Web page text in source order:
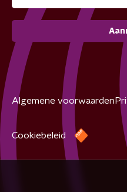
Algemene voorwaarden
Cookiebeleid